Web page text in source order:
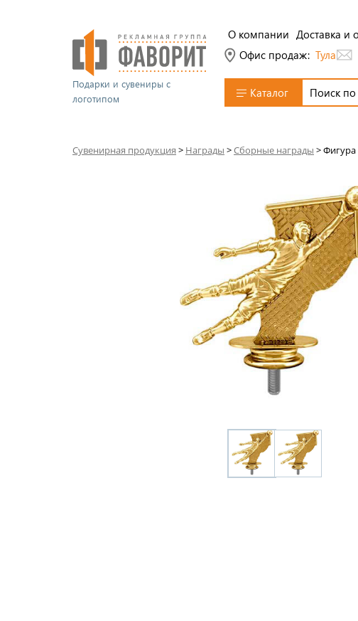
Подарки и сувениры с
логотипом
О компании Доставка и
Офис продаж: Тула
Каталог
Сувенирная продукция > Награды >Сборные награды >Фигура